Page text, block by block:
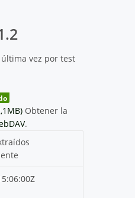
vez por test
Obtener la
.